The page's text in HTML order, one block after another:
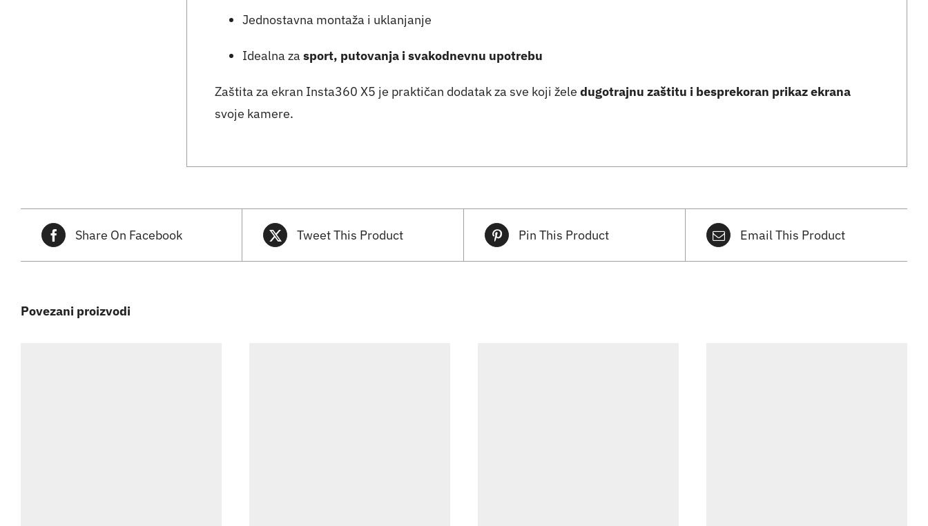
Jednostavna montaža i uklanjanje
Idealna za sport, putovanja i svakodnevnu upotrebu
Zaštita za ekran Insta360 X5 je praktičan dodatak za sve koji žele dugotrajnu zaštitu i besprekoran prikaz ekrana
svoje kamere.
Share On Facebook Tweet This Product Pin This Product Email This Product
Povezani proizvodi